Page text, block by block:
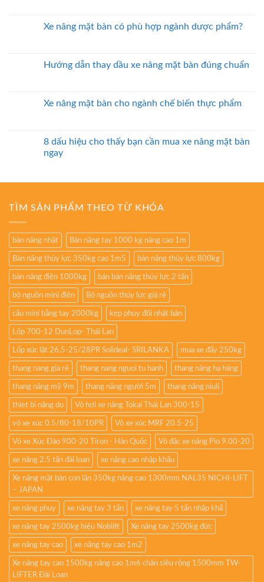
Xe nâng mặt bàn có phù hợp ngành dược phẩm?
Hướng dẫn thay dầu xe nâng mặt bàn đúng chuẩn
Xe nâng mặt bàn cho ngành chế biến thực phẩm
8 dấu hiệu cho thấy bạn cần mua xe nâng mặt bàn
ngay
TÌM SẢN PHẨM THEO TỪ KHÓA
bàn nâng nhật Bàn nâng tay 1000 kg nâng cao 1m
Bàn nâng thủy lực 350kg cao 1m5 bàn nâng thủy lực 800kg
bàn nâng điện 1000kg bán bàn nâng thủy lực 2 tấn
bộ nguồn mini điện Bộ nguồn thủy lực giá rẻ
cẩu mini bằng tay 2000kg kẹp phuy đôi nhật bản
Lốp 700-12 DunLop- Thái Lan
Lốp xúc lật 26.5-25/28PR Solideal- SRILANKA mua xe đẩy 250kg
thang nang gia rẻ thang nang nguoi tu hanh thang nâng hạ hàng
thang nâng mỹ 9m thang nâng người 5m thang nâng niuli
thiet bi nâng do Vỏ hơi xe nâng Tokai Thái Lan 300-15
vỏ xe xúc 0.5/80-18/10PR Vỏ xe xúc MRF 20.5-25
Vỏ xe Xúc Đào 900-20 Tiron - Hàn Quốc Vỏ đặc xe nâng Pio 9.00-20
xe nâng 2.5 tấn đài loan xe nâng cao nhập khẩu
Xe nâng mặt bàn con lăn 350kg nâng cao 1300mm NAL35 NICHI-LIFT
– JAPAN
xe nâng phuy xe nâng tay 3 tấn xe nâng tay 5 tấn nhập khẩ
xe nâng tay 2500kg hiệu Noblift Xe nâng tay 2500kg đức
xe nâng tay cao xe nâng tay cao 1m2
Xe nâng tay cao 1500kg nâng cao 1m6 chân siêu rộng 1500mm TW-
LIFTER Đài Loan